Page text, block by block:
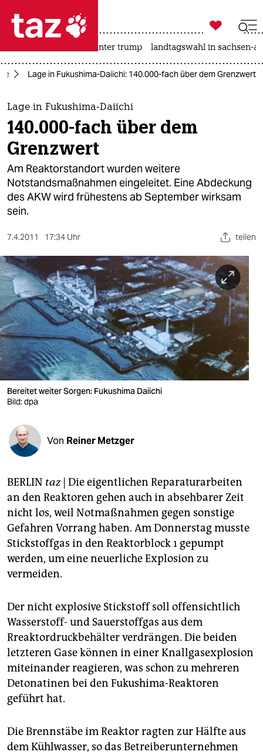
 taz zahl ich
taz zahl ich
themen
politik
öko
gesellschaft
kultur
sport
berlin
nord
wahrheit
verlag
verlag
veranstaltungen
fragen & hilfe
unterstützen
abo
genossenschaft
epaper login

taz zahl ich
usa unter trump landtagswahl in sachsen-
Lage in Fukushima-Daiichi: 140.000-fach über dem Grenzwert
Lage in Fukushima-Daiichi
140.000-fach über dem
Grenzwert
Am Reaktorstandort wurden weitere
Notstandsmaßnahmen eingeleitet. Eine Abdeckung
des AKW wird frühestens ab September wirksam
sein.
7.4.2011 17:34 Uhr teilen
Bereitet weiter Sorgen: Fukushima Daiichi
Bild: dpa
Von Reiner Metzger
BERLIN taz| Die eigentlichen Reparaturarbeiten
an den Reaktoren gehen auch in absehbarer Zeit
nicht los, weil Notmaßnahmen gegen sonstige
Gefahren Vorrang haben. Am Donnerstag musste
Stickstoffgas in den Reaktorblock 1 gepumpt
werden, um eine neuerliche Explosion zu
vermeiden.
Der nicht explosive Stickstoff soll offensichtlich
Wasserstoff- und Sauerstoffgas aus dem
Rreaktordruckbehälter verdrängen. Die beiden
letzteren Gase können in einer Knallgasexplosion
miteinander reagieren, was schon zu mehreren
Detonatinen bei den Fukushima-Reaktoren
geführt hat.
Die Brennstäbe im Reaktor ragten zur Hälfte aus
dem Kühlwasser, so das Betreiberunternehmen